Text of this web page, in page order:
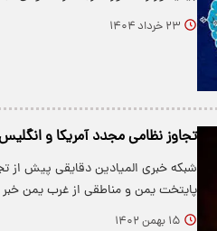
۲۳ خرداد ۱۴۰۴
تجاوز نظامی مجدد آمریکا و
شبکه خبری المیادین دقایقی پیش از
پایتخت یمن و مناطقی از غرب یمن
۱۵ بهمن ۱۴۰۲